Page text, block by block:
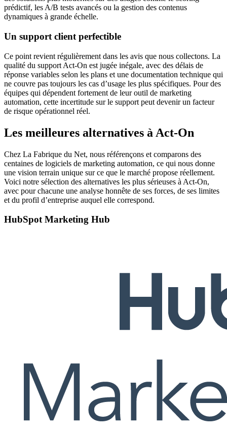
prédictif, les A/B tests avancés ou la gestion des contenus
dynamiques à grande échelle.
Un support client perfectible
Ce point revient régulièrement dans les avis que nous collectons. La
qualité du support Act-On est jugée inégale, avec des délais de
réponse variables selon les plans et une documentation technique qui
ne couvre pas toujours les cas d’usage les plus spécifiques. Pour des
équipes qui dépendent fortement de leur outil de marketing
automation, cette incertitude sur le support peut devenir un facteur
de risque opérationnel réel.
Les meilleures alternatives à Act-On
Chez La Fabrique du Net, nous référençons et comparons des
centaines de logiciels de marketing automation, ce qui nous donne
une vision terrain unique sur ce que le marché propose réellement.
Voici notre sélection des alternatives les plus sérieuses à Act-On,
avec pour chacune une analyse honnête de ses forces, de ses limites
et du profil d’entreprise auquel elle correspond.
HubSpot Marketing Hub